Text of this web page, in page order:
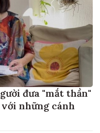
đưa "mắt thần"
những cánh